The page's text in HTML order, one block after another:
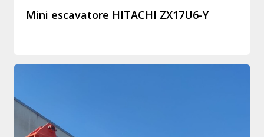
Mini escavatore HITACHI ZX17U6-Y